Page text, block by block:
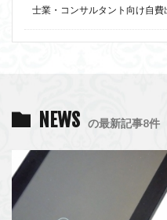
士業・コンサルタント向け自
NEWS の最新記事8件